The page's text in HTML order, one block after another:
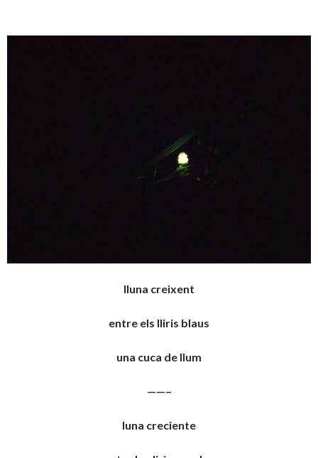
lluna creixent
entre els lliris blaus
una cuca de llum
——–
luna creciente